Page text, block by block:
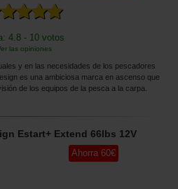
4.8 - 10 votos
las opiniones
y en las necesidades de los pescadores
es una ambiciosa marca en ascenso que
de los equipos de la pesca a la carpa.
Estart+ Extend 66lbs 12V
Ahorra 60€